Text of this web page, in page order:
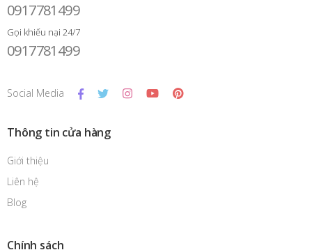
0917781499
Gọi khiếu nại 24/7
0917781499
Social Media
Thông tin cửa hàng
Giới thiệu
Liên hệ
Blog
Chính sách